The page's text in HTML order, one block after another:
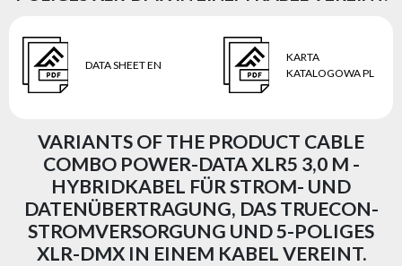
DATA SHEET EN
KARTA
KATALOGOWA PL
VARIANTS OF THE PRODUCT CABLE
COMBO POWER-DATA XLR5 3,0 M -
HYBRIDKABEL FÜR STROM- UND
DATENÜBERTRAGUNG, DAS TRUECON-
STROMVERSORGUNG UND 5-POLIGES
XLR-DMX IN EINEM KABEL VEREINT.